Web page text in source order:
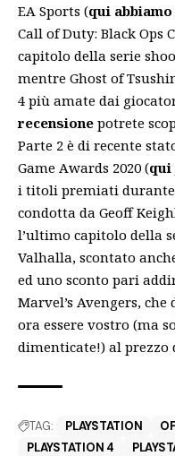
EA Sports (qui
Call of Duty: Black Ops
capitolo della serie
mentre Ghost of
4 più amate dai
recensione potrete
Parte 2 è di recente
Game Awards 2020 (qui
i titoli premiati
condotta da Geoff
l’ultimo capitolo della
Valhalla, scontato
ed uno sconto pari
Marvel’s Avengers,
ora essere vostro (ma
dimenticate!) al prezzo
TAG: PLAYSTATION
PLAYSTATION 4